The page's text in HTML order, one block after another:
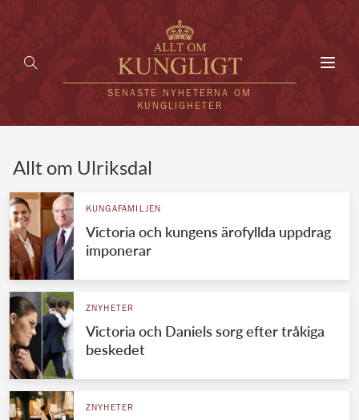
SENASTE NYHETERNA OM
KUNGLIGHETER
UTLÄNDSKT
VÄRLDENS KUNGAHUS
Svenska kungahuset
Brittiska kungahuset
Danska kungahuset
REDAKTION
Allt om Ulriksdal
KUNGAFAMILJEN
Victoria och kungens ärofyllda uppdrag
imponerar
ZNYHETER
Victoria och Daniels sorg efter tråkiga
beskedet
ZNYHETER